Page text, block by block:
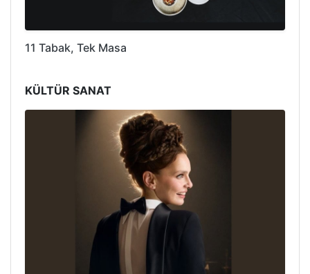
11 Tabak, Tek Masa
KÜLTÜR SANAT